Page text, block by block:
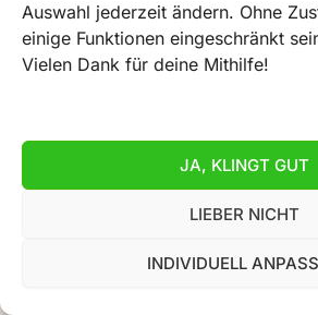
Auswahl jederzeit ändern. Ohne
einige Funktionen eingeschränkt
Vielen Dank für deine Mithilfe!
JA, KLINGT GUT
LIEBER NICHT
INDIVIDUELL